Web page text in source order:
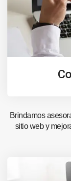
Brindamos
sitio web y